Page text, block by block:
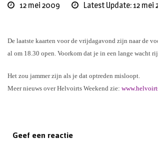
12 mei 2009 Latest Update: 12 mei
De laatste kaarten voor de vrijdagavond zijn naar de
al om 18.30 open. Voorkom dat je in een lange wacht
Het zou jammer zijn als je dat optreden misloopt.
Meer nieuws over Helvoirts Weekend zie:
Geef een reactie